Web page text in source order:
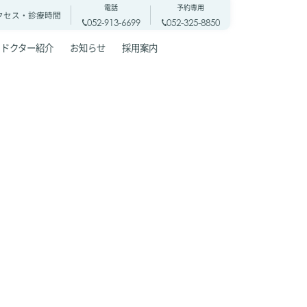
セス・診療時間
電話
052-913-6699
予約専用
052-325-8850
ドクター紹介 お知らせ 採用案内